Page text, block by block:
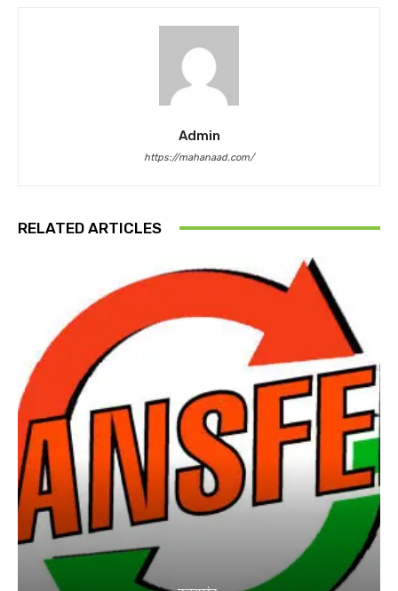
Admin
https://mahanaad.com/
RELATED ARTICLES